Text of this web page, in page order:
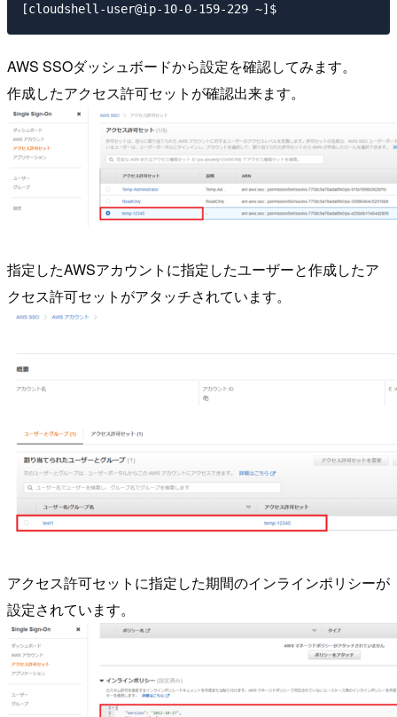
AWS SSOダッシュボードから設定を確認してみます。
作成したアクセス許可セットが確認出来ます。
指定したAWSアカウントに指定したユーザーと作成したア
クセス許可セットがアタッチされています。
アクセス許可セットに指定した期間のインラインポリシーが
設定されています。